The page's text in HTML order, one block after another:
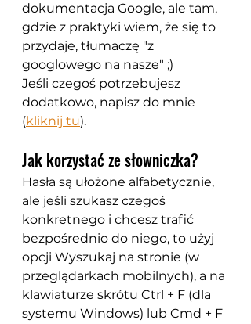
dokumentacja Google, ale tam,
gdzie z praktyki wiem, że się to
przydaje, tłumaczę "z
googlowego na nasze" ;)
Jeśli czegoś potrzebujesz
dodatkowo, napisz do mnie
(kliknij tu).
Jak korzystać ze słowniczka?
Hasła są ułożone alfabetycznie,
ale jeśli szukasz czegoś
konkretnego i chcesz trafić
bezpośrednio do niego, to użyj
opcji Wyszukaj na stronie (w
przeglądarkach mobilnych), a na
klawiaturze skrótu Ctrl + F (dla
systemu Windows) lub Cmd + F